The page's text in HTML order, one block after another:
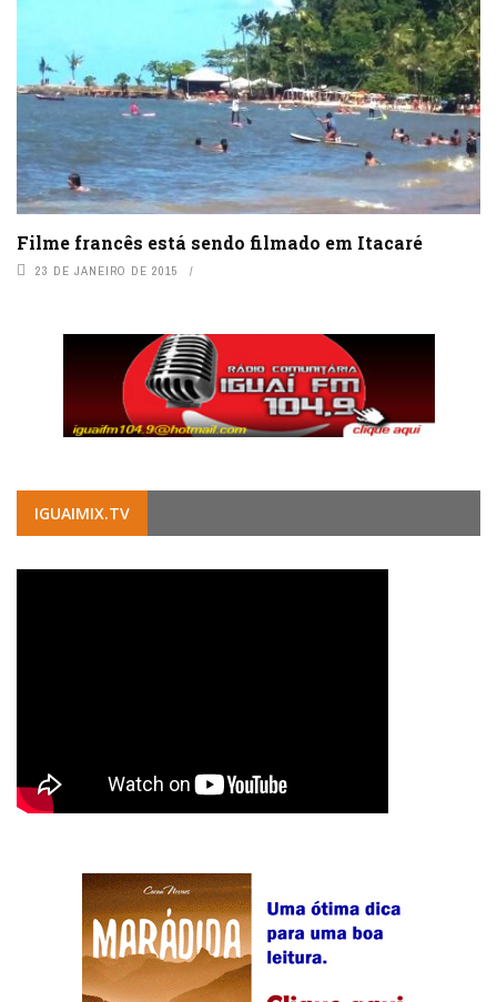
Filme francês está sendo filmado em Itacaré
23 DE JANEIRO DE 2015
IGUAIMIX.TV